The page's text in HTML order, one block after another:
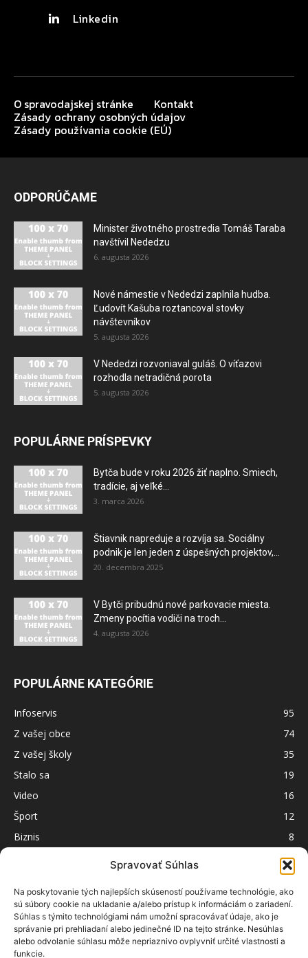
Spravovať Súhlas
Na poskytovanie tých najlepších skúseností používame technológie, ako
sú súbory cookie na ukladanie a/alebo prístup k informáciám o zariadení.
Súhlas s týmito technológiami nám umožní spracovávať údaje, ako je
správanie pri prehliadaní alebo jedinečné ID na tejto stránke. Nesúhlas
alebo odvolanie súhlasu môže nepriaznivo ovplyvniť určité vlastnosti a
funkcie.
Linkedin
O spravodajskej stránke Kontakt
Zásady ochrany osobných údajov
Zásady používania cookie (EÚ)
ODPORÚČAME
Minister životného prostredia Tomáš Taraba
navštívil Nededzu
6. augusta 2026
Nové námestie v Nededzi zaplnila hudba.
Ľudovít Kašuba roztancoval stovky
návštevníkov
5. augusta 2026
V Nededzi rozvoniaval guláš. O víťazovi
rozhodla netradičná porota
5. augusta 2026
POPULÁRNE PRÍSPEVKY
Bytča bude v roku 2026 žiť naplno. Smiech,
tradície, aj veľké...
3. marca 2026
Štiavnik napreduje a rozvíja sa. Sociálny
podnik je len jeden z úspešných projektov,...
20. decembra 2025
V Bytči pribudnú nové parkovacie miesta.
Zmeny pocítia vodiči na troch...
4. augusta 2026
POPULÁRNE KATEGÓRIE
Infoservis
95
Z vašej obce
74
Z vašej školy
35
Stalo sa
19
Video
16
Šport
12
Biznis
8
1